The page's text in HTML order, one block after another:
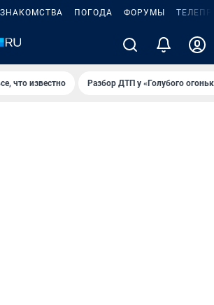
ЗНАКОМСТВА ПОГОДА ФОРУМЫ
что известно Разбор ДТП у «Голубого